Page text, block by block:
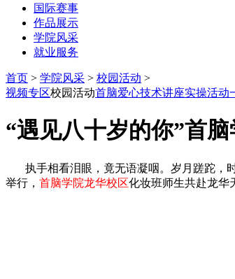
国际赛事
作品展示
学院风采
就业服务
首页 > 学院风采 > 校园活动 >
视频专区校园活动首脑爱心技术讲座实操活动
“遇见八十岁的你”首
执手相看泪眼，竟无语凝咽。岁月蹉跎，时
举行， 首脑学院龙华校区化妆班师生共赴龙华